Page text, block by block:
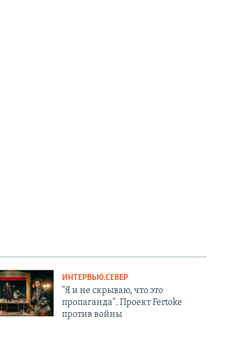
ИНТЕРВЬЮ.СЕВЕР
"Я и не скрываю, что это
пропаганда". Проект Fertoke
против войны